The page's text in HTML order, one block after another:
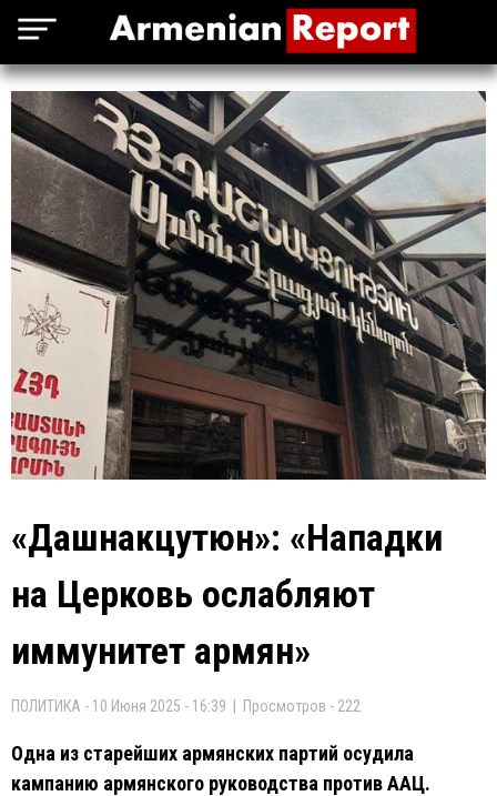
«Дашнакцутюн»: «Нападки
на Церковь ослабляют
иммунитет армян»
ПОЛИТИКА - 10 Июня 2025 - 16:39 | Просмотров - 222
Одна из старейших армянских партий осудила
кампанию армянского руководства против ААЦ.